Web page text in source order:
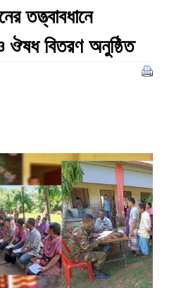
তত্ত্বাবধানে
ঔষধ বিতরণ অনু‌ষ্ঠিত